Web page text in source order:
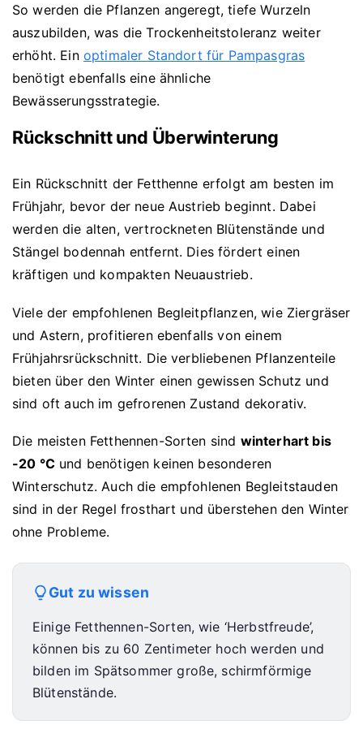
So werden die Pflanzen angeregt, tiefe Wurzeln
auszubilden, was die Trockenheitstoleranz weiter
erhöht. Ein optimaler Standort für Pampasgras
benötigt ebenfalls eine ähnliche
Bewässerungsstrategie.
Rückschnitt und Überwinterung
Ein Rückschnitt der Fetthenne erfolgt am besten im
Frühjahr, bevor der neue Austrieb beginnt. Dabei
werden die alten, vertrockneten Blütenstände und
Stängel bodennah entfernt. Dies fördert einen
kräftigen und kompakten Neuaustrieb.
Viele der empfohlenen Begleitpflanzen, wie Ziergräser
und Astern, profitieren ebenfalls von einem
Frühjahrsrückschnitt. Die verbliebenen Pflanzenteile
bieten über den Winter einen gewissen Schutz und
sind oft auch im gefrorenen Zustand dekorativ.
Die meisten Fetthennen-Sorten sind winterhart bis
-20 °Cund benötigen keinen besonderen
Winterschutz. Auch die empfohlenen Begleitstauden
sind in der Regel frosthart und überstehen den Winter
ohne Probleme.
Gut zu wissen
Einige Fetthennen-Sorten, wie ‘Herbstfreude’,
können bis zu 60 Zentimeter hoch werden und
bilden im Spätsommer große, schirmförmige
Blütenstände.